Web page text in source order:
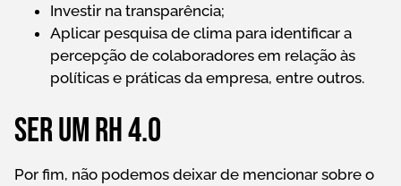
Investir na transparência;
Aplicar pesquisa de clima para identificar a
percepção de colaboradores em relação às
políticas e práticas da empresa, entre outros.
Ser um RH 4.0
Por fim, não podemos deixar de mencionar sobre o